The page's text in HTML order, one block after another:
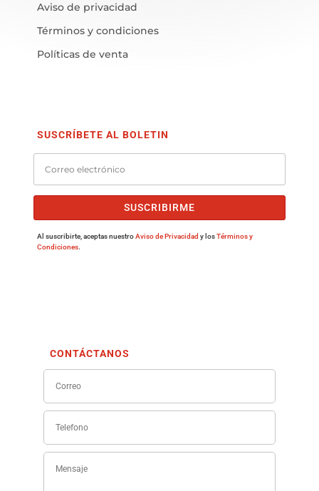
Aviso de privacidad
Términos y condiciones
Políticas de venta
SUSCRÍBETE AL BOLETIN
SUSCRIBIRME
Al suscribirte, aceptas nuestroAviso de Privacidad y losTérminos y
Condiciones.
CONTÁCTANOS